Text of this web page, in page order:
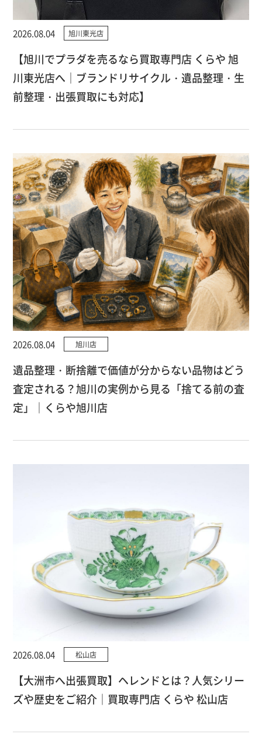
2026.08.04 旭川東光店
【旭川でプラダを売るなら買取専門店 くらや 旭
川東光店へ｜ブランドリサイクル・遺品整理・生
前整理・出張買取にも対応】
2026.08.04 旭川店
遺品整理・断捨離で価値が分からない品物はどう
査定される？旭川の実例から見る「捨てる前の査
定」｜くらや旭川店
2026.08.04 松山店
【大洲市へ出張買取】ヘレンドとは？人気シリー
ズや歴史をご紹介｜買取専門店 くらや 松山店